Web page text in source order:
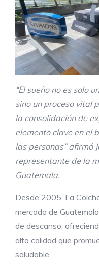
“El sueño no es solo
sino un proceso vital
la consolidación de
elemento clave en el
las personas” afirmó
representante de la
Guatemala.
Desde 2005, La
mercado de
de descanso,
alta calidad que
saludable.